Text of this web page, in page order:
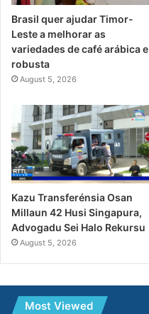
Brasil quer ajudar Timor-
Leste a melhorar as
variedades de café arábica e
robusta
August 5, 2026
Kazu Transferénsia Osan
Millaun 42 Husi Singapura,
Advogadu Sei Halo Rekursu
August 5, 2026
Most Viewed